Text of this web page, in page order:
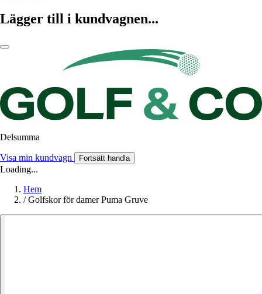
Lägger till i kundvagnen...
Delsumma
Visa min kundvagn Fortsätt handla
Loading...
Hem
/ Golfskor för damer Puma Gruve